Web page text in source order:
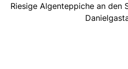
Riesige Algenteppiche an den